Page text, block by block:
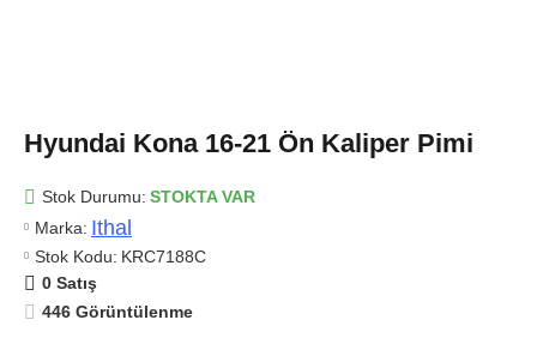
Hyundai Kona 16-21 Ön Kaliper Pimi
Stok Durumu: STOKTA VAR
Marka: Ithal
Stok Kodu: KRC7188C
0 Satış
446 Görüntülenme